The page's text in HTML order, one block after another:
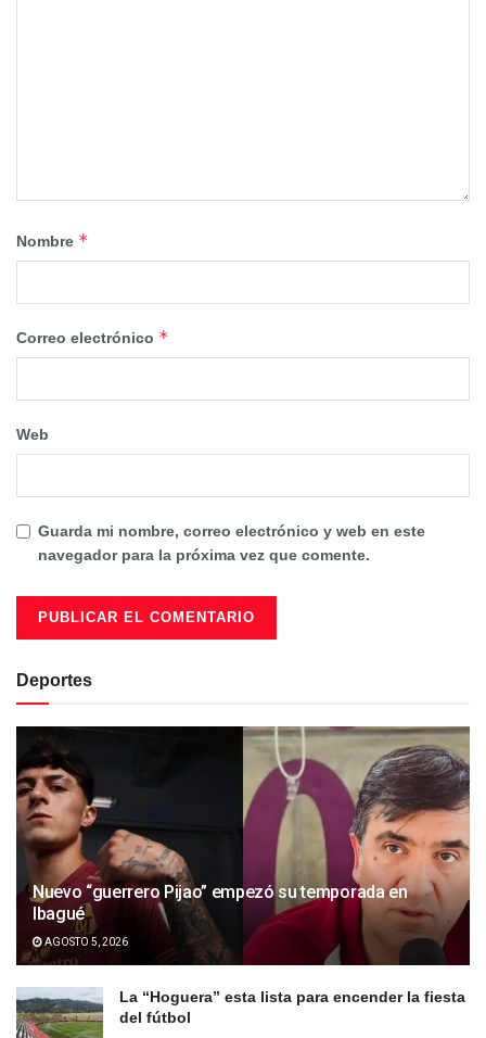
Nombre *
Correo electrónico *
Web
Guarda mi nombre, correo electrónico y web en este
navegador para la próxima vez que comente.
Deportes
Nuevo “guerrero Pijao” empezó su temporada en
Ibagué
AGOSTO 5, 2026
La “Hoguera” esta lista para encender la fiesta
del fútbol